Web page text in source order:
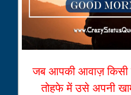
जब आपकी आवाज़ किसी
तोहफे में उसे अपनी